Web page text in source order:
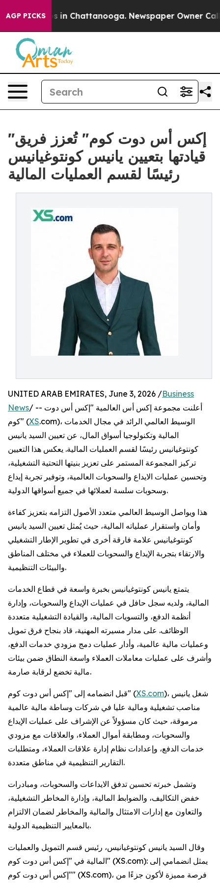
AGP PICKS
Chaos in Chattanooga. Newspaper Owner Calls
"إكس أس دوت كوم" تُعزز فريق
قيادتها بتعيين يانيس كونتوغيانيس
رئيسًا لقسم العمليات المالية
UNITED ARAB EMIRATES, June 3, 2026 /Business
News/ -- أعلنت مجموعة إكس أس العالمية "إكس أس دوت
كوم" (XS.com)، الوسيط العالمي الرائد في مجال الخدمات
المالية وتكنولوجيا أسواق المال، عن تعيين السيد يانيس
كونتوغيانيس رئيسًا لقسم العمليات المالية. يعكس هذا التعيين
تركيز المجموعة المستمر على تعزيز بنيتها التحتية التشغيلية،
وتحسين عمليات الايداع والسحوبات العالمية، وتوفير تجربة إيداع
وسحوبات سلسة لعملائها في جميع أسواقها الدولية.
هذا ويواصل الوسيط العالمي متعدد الأصول التزامه بتعزيز كفاءة
وأمان واستقرار عملياته المالية، حيث يُمثل تعيين السيد يانيس
كونتوغيانيس علامة فارقة أخرى في تطوير الإطار التشغيلي
والارتقاء بتجربة الإيداع والسحوبات للعملاء في مختلف المناطق
والبيئات التنظيمية.
يتمتع يانيس كونتوغيانيس بخبرة واسعة في قطاع الخدمات
المالية، ولديه سجل حافل في عمليات الإيداع والسحوبات، وإدارة
أنظمة الدفع، والتسويات المالية، والقيادة التشغيلية متعددة
الوظائف. على مدار مسيرته المهنية، قاد بنجاح فرق تمويل
وعمليات مالية عالمية، وأدار عمليات دمج مزودي خدمات الدفع،
وأشرف على عمليات معاملات العملاء واسعة النطاق ضمن بيئات
مالية تخضع لرقابة صارمة.
قبل انضمامه إلى "إكس أس دوت كوم" (XS.com)، شغل يانيس
مناصب تشغيلية ومالية عليا في شركات وساطة مالية عالمية
مرموقة، حيث كان مسؤولاً عن الإشراف على عمليات الإيداع
والسحوبات، ومطابقة أموال العملاء، والعلاقات مع مزودي
خدمات الدفع، وإعدادات نظام إدارة علاقات العملاء، ومتطلبات
التقارير التنظيمية في مناطق متعددة.
وتشمل خبرته تحسين تدفق الايداعات والسحوبات، ومبادرات
خفض التكاليف، والضوابط المالية، وإدارة المخاطر التشغيلية،
والتعاون مع إدارات الامتثال والمالية والمخاطر لضمان الالتزام
بالمعايير التنظيمية الدولية.
وقال السيد يانيس كونتوغيانيس، رئيس قسم التمويل والعمليات
المالية في "إكس أس دوت كوم" (XS.com): يمثل انضمامي إلى
"إكس أس دوت كوم" (XS.com)، فرصة مميزة لأكون جزءًا من